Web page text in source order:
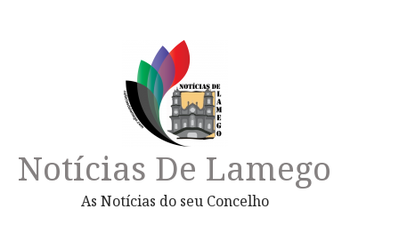
Notícias De Lamego
As Notícias do seu Concelho